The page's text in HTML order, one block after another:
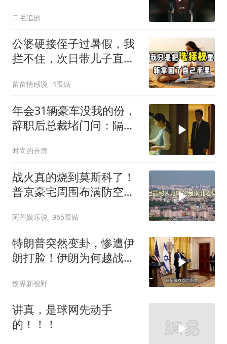
二毛追剧
公婆硬接侄子过暑假，我
拦不住，次日带儿子直飞
苗苗情感说 4跟贴
年会31辆豪车没我的份，
辞职后总裁堵门问：隔壁
时尚的弄潮
战火真的烧到莫斯科了！
普京豪宅周围布满防空
阿芒娱乐说 965跟贴
特朗普突然变卦，惨遭伊
朗打脸！伊朗为何越战越
娱界新视野
讲真，是球网先动手
的！！！